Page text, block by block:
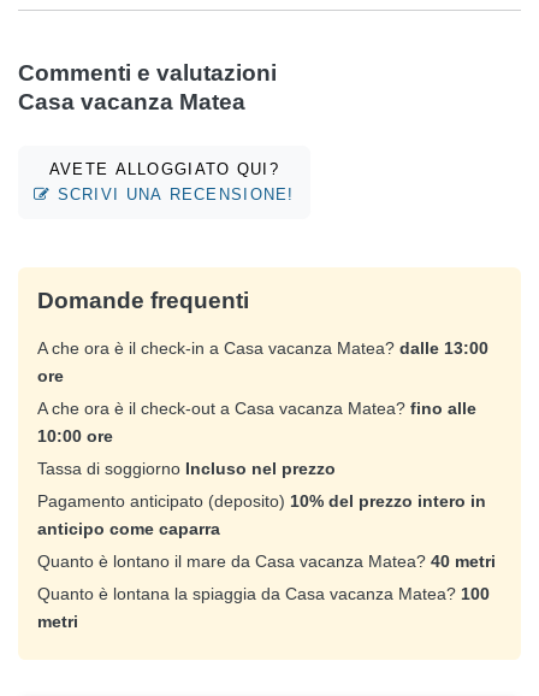
Commenti e valutazioni
Casa vacanza Matea
AVETE ALLOGGIATO QUI?
SCRIVI UNA RECENSIONE!
Domande frequenti
A che ora è il check-in a Casa vacanza Matea? dalle 13:00
ore
A che ora è il check-out a Casa vacanza Matea? fino alle
10:00 ore
Tassa di soggiorno Incluso nel prezzo
Pagamento anticipato (deposito) 10% del prezzo intero in
anticipo come caparra
Quanto è lontano il mare da Casa vacanza Matea? 40 metri
Quanto è lontana la spiaggia da Casa vacanza Matea? 100
metri